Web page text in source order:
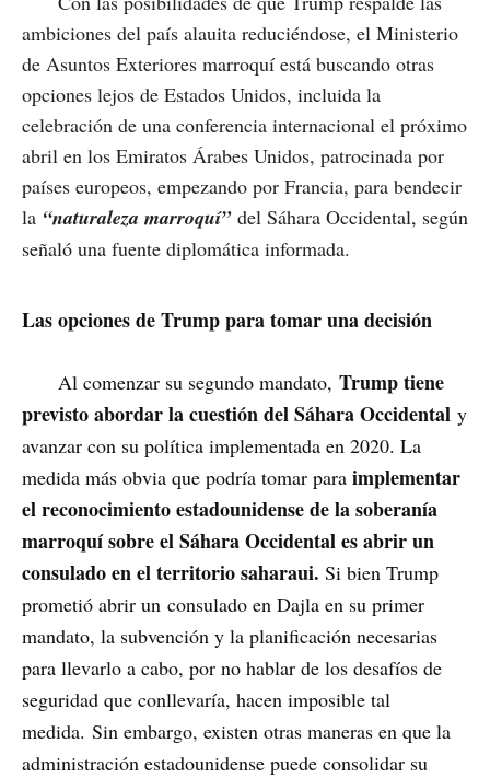
ambiciones del país alauita reduciéndose, el Ministerio
de Asuntos Exteriores marroquí está buscando otras
opciones lejos de Estados Unidos, incluida la
celebración de una conferencia internacional el próximo
abril en los Emiratos Árabes Unidos, patrocinada por
países europeos, empezando por Francia, para bendecir
la “naturaleza marroquí”del Sáhara Occidental, según
señaló una fuente diplomática informada.
Las opciones de Trump para tomar una decisión
Al comenzar su segundo mandato, Trump tiene
previsto abordar la cuestión del Sáhara Occidental y
avanzar con su política implementada en 2020. La
medida más obvia que podría tomar para implementar
el reconocimiento estadounidense de la soberanía
marroquí sobre el Sáhara Occidental es abrir un
consulado en el territorio saharaui. Si bien Trump
prometió abrir un consulado en Dajla en su primer
mandato, la subvención y la planificación necesarias
para llevarlo a cabo, por no hablar de los desafíos de
seguridad que conllevaría, hacen imposible tal
medida. Sin embargo, existen otras maneras en que la
administración estadounidense puede consolidar su